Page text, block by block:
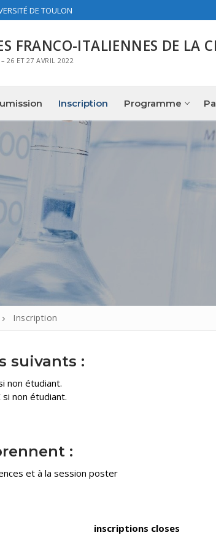
DE TOULON
FRANCO-ITALIENNES DE LA
26 ET 27 AVRIL 2022
Inscription Programme
Inscription
suivants :
non étudiant.
si non étudiant.
:
et à la session poster
inscriptions closes